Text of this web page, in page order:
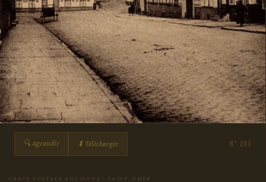
🔍 Agrandir ⬇ Télécharger N° 283
CARTE POSTALE ANCIENNE · SAINT-OMER